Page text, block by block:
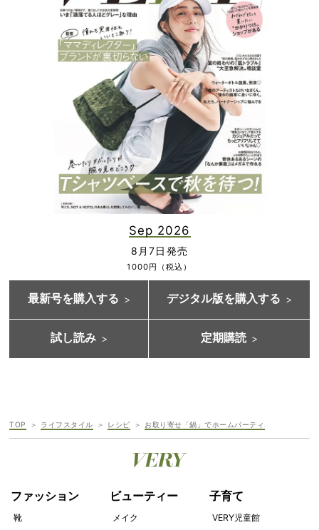
Sep 2026
8月7日発売
1000円（税込）
最新号を購入する デジタル版を購入する
試し読み 定期購読
TOP ライフスタイル レシピ お取り寄せ「鍋」でホームパーティ
ファッション
靴
ビューティー
メイク
子育て
VERY児童館